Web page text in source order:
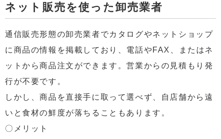
ネット販売を使った卸売業者
通信販売形態の卸売業者でカタログやネットショップ
に商品の情報を掲載しており、電話やFAX、またはネ
ットから商品注文ができます。営業からの見積もり発
行が不要です。
しかし、商品を直接手に取って選べず、自店舗から遠
いと食材の鮮度が落ちることもあります。
〇メリット